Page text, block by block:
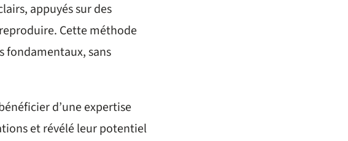
appuyés sur des
Cette méthode
fondamentaux, sans
d’une expertise
et révélé leur potentiel